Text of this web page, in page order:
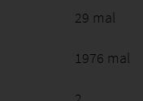
29 mal
1976 mal